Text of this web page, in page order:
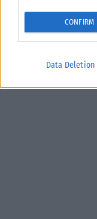
CONFIRM
Data Deletion